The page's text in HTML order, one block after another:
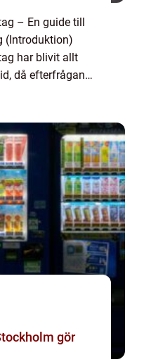
– En guide till
(Introduktion)
har blivit allt
då efterfrågan
gör